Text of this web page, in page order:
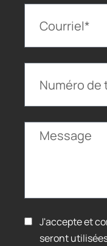
J'accepte et
seront